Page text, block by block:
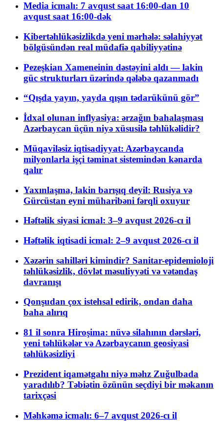
Media icmalı: 7 avqust saat 16:00-dan 10
avqust saat 16:00-dək
Kibertəhlükəsizlikdə yeni mərhələ: səlahiyyət
bölgüsündən real müdafiə qabiliyyətinə
Pezeşkian Xameneinin dəstəyini aldı — lakin
güc strukturları üzərində qələbə qazanmadı
“Qışda yayın, yayda qışın tədarükünü gör”
İdxal olunan inflyasiya: ərzağın bahalaşması
Azərbaycan üçün niyə xüsusilə təhlükəlidir?
Müqaviləsiz iqtisadiyyat: Azərbaycanda
milyonlarla işçi təminat sistemindən kənarda
qalır
Yaxınlaşma, lakin barışıq deyil: Rusiya və
Gürcüstan eyni müharibəni fərqli oxuyur
Həftəlik siyasi icmal: 3–9 avqust 2026-cı il
Həftəlik iqtisadi icmal: 2–9 avqust 2026-cı il
Xəzərin sahilləri kimindir? Sanitar-epidemioloji
təhlükəsizlik, dövlət məsuliyyəti və vətəndaş
davranışı
Qonşudan çox istehsal edirik, ondan daha
baha alırıq
81 il sonra Hiroşima: nüvə silahının dərsləri,
yeni təhlükələr və Azərbaycanın geosiyasi
təhlükəsizliyi
Prezident iqamətgahı niyə məhz Zuğulbada
yaradılıb? Təbiətin özünün seçdiyi bir məkanın
tarixçəsi
Məhkəmə icmalı: 6–7 avqust 2026-cı il